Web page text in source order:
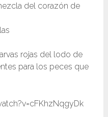
del corazón de
rojas del lodo de
para los peces que